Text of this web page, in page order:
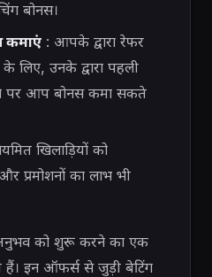
बोनस।
कमाएं: आपके द्वारा रेफर
के लिए, उनके द्वारा पहली
पर आप बोनस कमा सकते
खिलाड़ियों को
प्रमोशनों का लाभ भी
को शुरू करने का एक
हैं। इन ऑफर्स से जुड़ी बेटिंग